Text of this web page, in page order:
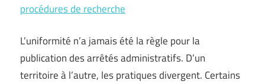
procédures de recherche
L’uniformité n’a jamais été la règle pour la
publication des arrêtés administratifs. D’un
territoire à l’autre, les pratiques divergent. Certains